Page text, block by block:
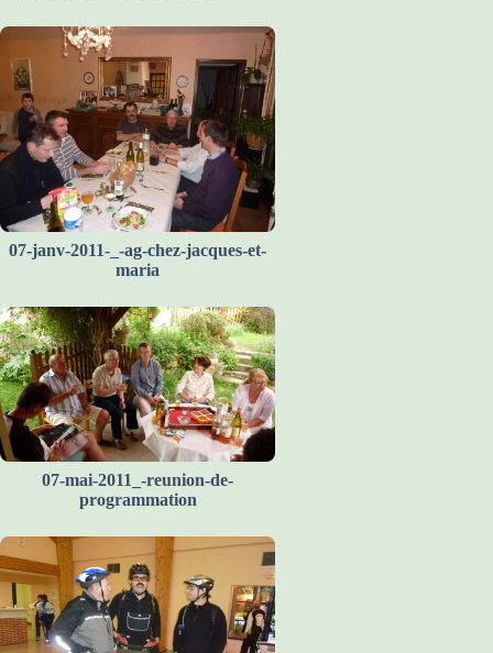
07-janv-2011-_-ag-chez-jacques-et-
maria
07-mai-2011_-reunion-de-
programmation